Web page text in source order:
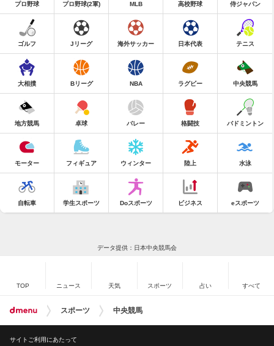
プロ野球 プロ野球(2軍) MLB 高校野球 侍ジャパン
ゴルフ Jリーグ 海外サッカー 日本代表 テニス
大相撲 Bリーグ NBA ラグビー 中央競馬
地方競馬 卓球 バレー 格闘技 バドミントン
モーター フィギュア ウィンター 陸上 水泳
自転車 学生スポーツ Doスポーツ ビジネス eスポーツ
データ提供：日本中央競馬会
TOP ニュース 天気 スポーツ 占い すべて
スポーツ 中央競馬
サイトご利用にあたって